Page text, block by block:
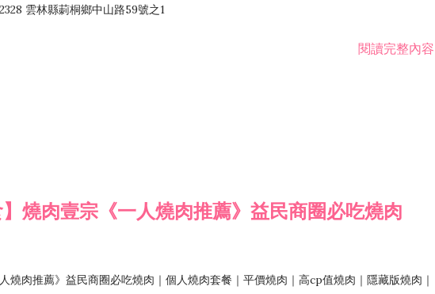
雲林縣莿桐鄉中山路59號之1
閱讀完整內容
】燒肉壹宗《一人燒肉推薦》益民商圈必吃燒肉
燒肉推薦》益民商圈必吃燒肉｜個人燒肉套餐｜平價燒肉｜高cp值燒肉｜隱藏版燒肉｜